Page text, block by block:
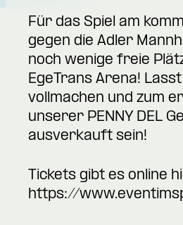
Für das Spiel am
gegen die Adler
noch wenige freie
EgeTrans Arena!
vollmachen und zum
unserer PENNY DEL
ausverkauft sein!
Tickets gibt es online
https://